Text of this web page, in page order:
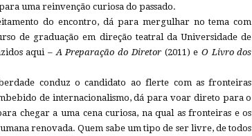
uma reinvenção curiosa do passado.
do encontro, dá para mergulhar no tema com
de graduação em direção teatral da Universidade de
aqui – A Preparação do Diretor(2011) e O Livro dos
conduz o candidato ao flerte com as fronteiras
de internacionalismo, dá para voar direto para o
chegar a uma cena curiosa, na qual as fronteiras e os
renovada. Quem sabe um tipo de ser livre, de todos